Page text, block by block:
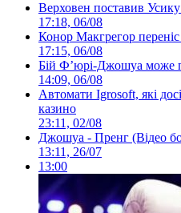
Верховен поставив
17:18, 06/08
Конор Макгрегор переніс
17:15, 06/08
Бій Ф’юрі-Джошуа може
14:09, 06/08
Автомати Igrosoft, які
казино
23:11, 02/08
Джошуа - Пренг (Відео
13:11, 26/07
13:00